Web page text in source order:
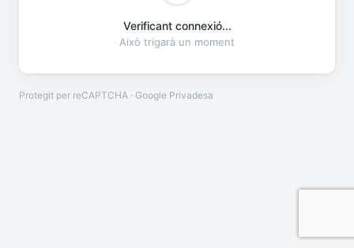
Verificant connexió...
Això trigarà un moment
Protegit per reCAPTCHA · Google Privadesa